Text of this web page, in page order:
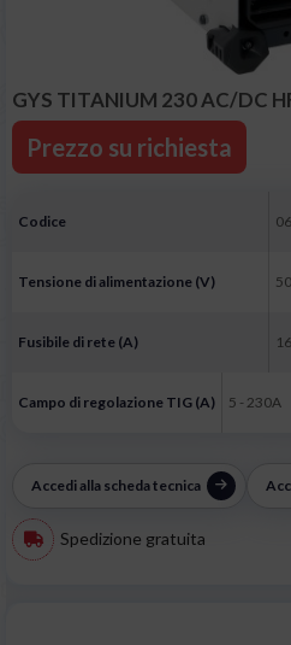
GYS TITANIUM 230 AC/DC
Prezzo su richiesta
Codice
Tensione di alimentazione (V)
Fusibile di rete (A)
Campo di regolazione TIG (A) 5 - 230A
Accedi alla scheda tecnica
Spedizione gratuita